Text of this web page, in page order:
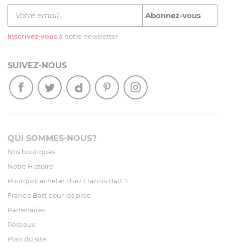
Inscrivez-vous à notre newsletter
SUIVEZ-NOUS
QUI SOMMES-NOUS?
Nos boutiques
Notre Histoire
Pourquoi acheter chez Francis Batt ?
Francis Batt pour les pros
Partenaires
Réseaux
Plan du site